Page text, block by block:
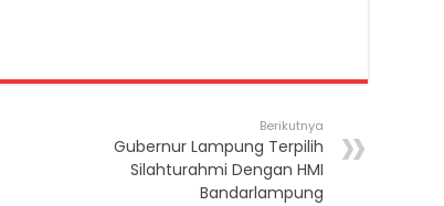
Berikutnya
Gubernur Lampung Terpilih
Silahturahmi Dengan HMI
Bandarlampung